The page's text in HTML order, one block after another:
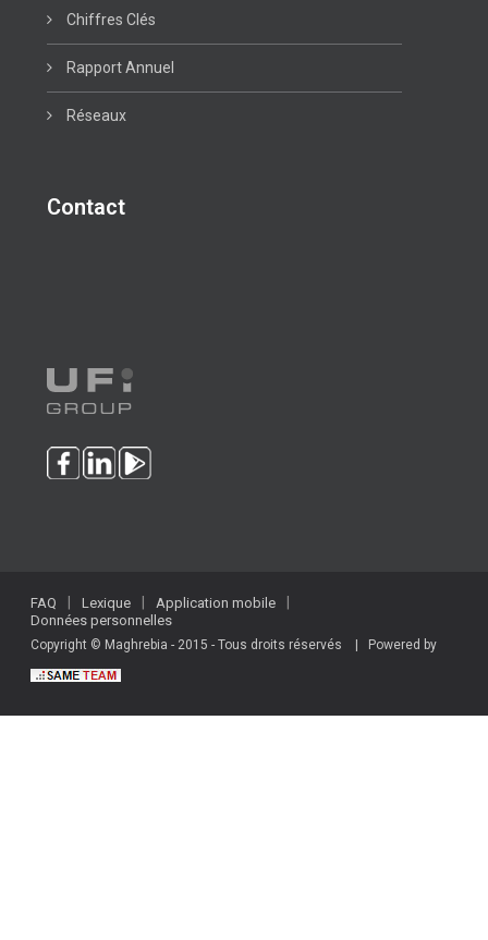
Chiffres Clés
Rapport Annuel
Réseaux
Contact
FAQ Lexique
Application mobile
Données personnelles
Copyright © Maghrebia - 2015 - Tous droits réservés | Powered by